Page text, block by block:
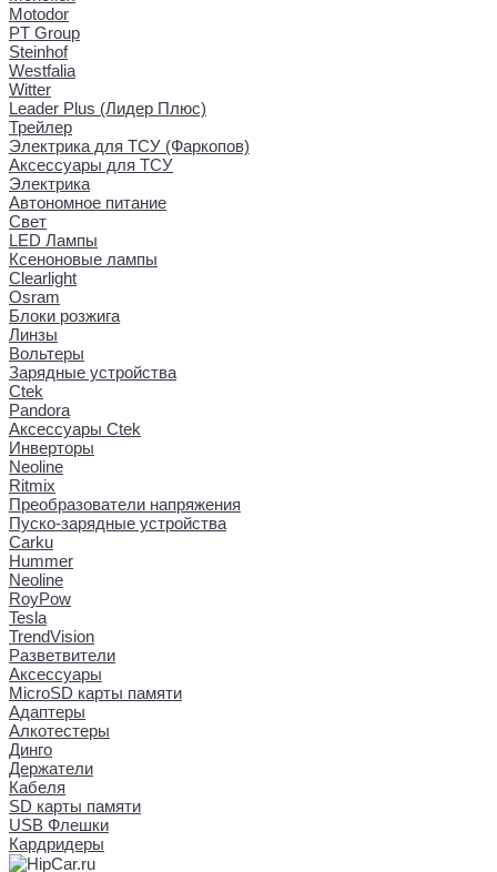
Motodor
PT Group
Steinhof
Westfalia
Witter
Leader Plus (Лидер Плюс)
Трейлер
Электрика для ТСУ (Фаркопов)
Аксессуары для ТСУ
Электрика
Автономное питание
Свет
LED Лампы
Ксеноновые лампы
Clearlight
Osram
Блоки розжига
Линзы
Вольтеры
Зарядные устройства
Ctek
Pandora
Аксессуары Ctek
Инверторы
Neoline
Ritmix
Преобразователи напряжения
Пуско-зарядные устройства
Carku
Hummer
Neoline
RoyPow
Tesla
TrendVision
Разветвители
Аксессуары
MicroSD карты памяти
Адаптеры
Алкотестеры
Динго
Держатели
Кабеля
SD карты памяти
USB Флешки
Кардридеры